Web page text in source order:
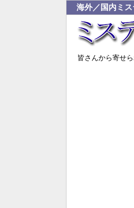
海外／国内ミ
皆さんから寄せ